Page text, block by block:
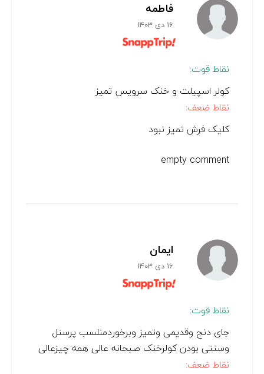
فاطمه
16 دی 1403
نقاط قوت:
کولر اسپیلت و خنک سرویس تمیز
نقاط ضعف:
کلیک فرش تمیز نبود
empty comment
ایمان
16 دی 1403
نقاط قوت:
جای دنج وقدیمی وتمیز وبرخوردمنلسب پرسنل
وسنتی بودن کولرخنک صبحانه عالی همه چیزعالی
نقاط ضعف: